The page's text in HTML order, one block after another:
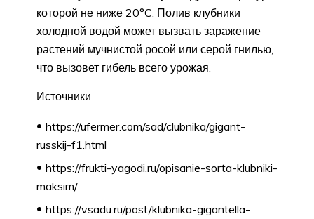
которой не ниже 20°C. Полив клубники
холодной водой может вызвать заражение
растений мучнистой росой или серой гнилью,
что вызовет гибель всего урожая.
Источники
https://ufermer.com/sad/clubnika/gigant-
russkij-f1.html
https://frukti-yagodi.ru/opisanie-sorta-klubniki-
maksim/
https://vsadu.ru/post/klubnika-gigantella-